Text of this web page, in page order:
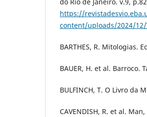
https://
content/uploads/2024/12/
BARTHES, R. Mitologias.
BAUER, H. et al. Barroco.
BULFINCH, T. O Livro da
CAVENDISH, R. et al.